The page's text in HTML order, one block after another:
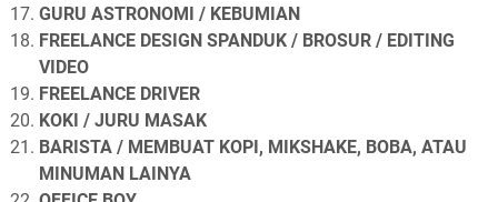
GURU ASTRONOMI / KEBUMIAN
FREELANCE DESIGN SPANDUK / BROSUR / EDITING
VIDEO
FREELANCE DRIVER
KOKI / JURU MASAK
BARISTA / MEMBUAT KOPI, MIKSHAKE, BOBA, ATAU
MINUMAN LAINYA